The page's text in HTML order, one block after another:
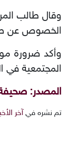
وقال طالب
الخصوص عن
وأكد ضرورة
المجتمعية في
المصدر: صحيفة
تم نشره في آخر